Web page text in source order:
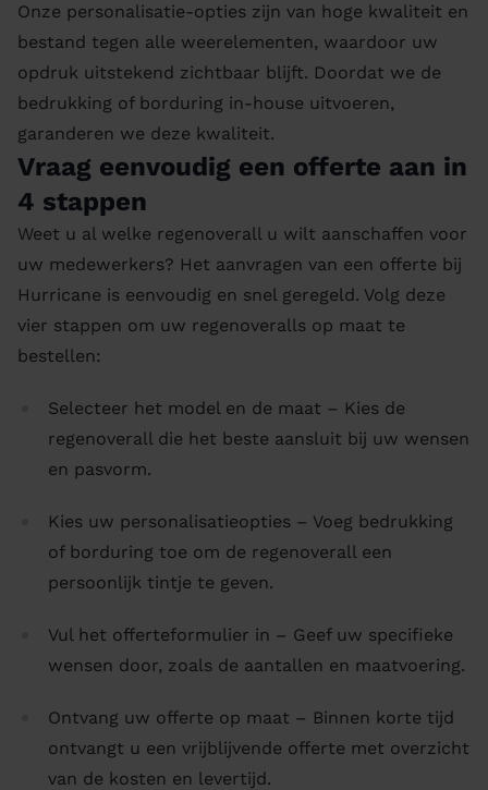
Onze personalisatie-opties zijn van hoge kwaliteit en
bestand tegen alle weerelementen, waardoor uw
opdruk uitstekend zichtbaar blijft. Doordat we de
bedrukking of borduring in-house uitvoeren,
garanderen we deze kwaliteit.
Vraag eenvoudig een offerte aan in
4 stappen
Weet u al welke regenoverall u wilt aanschaffen voor
uw medewerkers? Het aanvragen van een offerte bij
Hurricane is eenvoudig en snel geregeld. Volg deze
vier stappen om uw regenoveralls op maat te
bestellen:
Selecteer het model en de maat – Kies de
regenoverall die het beste aansluit bij uw wensen
en pasvorm.
Kies uw personalisatieopties – Voeg bedrukking
of borduring toe om de regenoverall een
persoonlijk tintje te geven.
Vul het offerteformulier in – Geef uw specifieke
wensen door, zoals de aantallen en maatvoering.
Ontvang uw offerte op maat – Binnen korte tijd
ontvangt u een vrijblijvende offerte met overzicht
van de kosten en levertijd.